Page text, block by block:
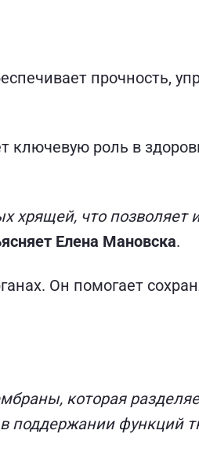
прочность,
ключевую роль в
хрящей, что позволяет
Елена Мановска.
Он помогает
которая
поддержании функций